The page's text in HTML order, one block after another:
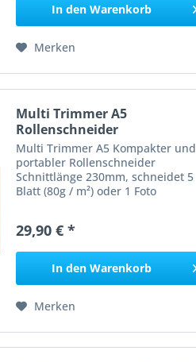
In den Warenkorb
Merken
Multi Trimmer A5
Rollenschneider
Multi Trimmer A5 Kompakter und
portabler Rollenschneider
Schnittlänge 230mm, schneidet 5
Blatt (80g / m²) oder 1 Foto
Aufbewahrungsbox für
29,90 € *
In den Warenkorb
Merken